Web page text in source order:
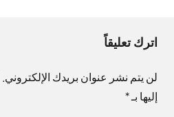
اترك تعليقاً
لن يتم نشر عنوان بريدك الإلكتروني.
إليها بـ*